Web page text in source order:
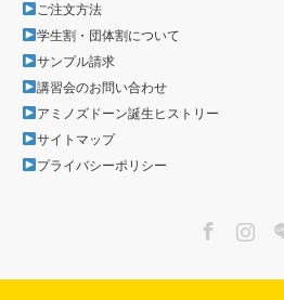
ご注文方法
学生割・団体割について
サンプル請求
講習会のお問い合わせ
アミノズドーン誕生ヒストリー
サイトマップ
プライバシーポリシー